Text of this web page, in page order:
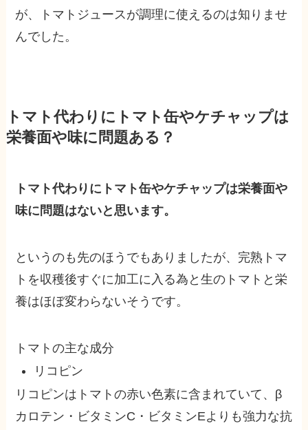
が、トマトジュースが調理に使えるのは知りませ
んでした。
トマト代わりにトマト缶やケチャップは
栄養面や味に問題ある？
トマト代わりにトマト缶やケチャップは栄養面や
味に問題はないと思います。
というのも先のほうでもありましたが、完熟トマ
トを収穫後すぐに加工に入る為と生のトマトと栄
養はほぼ変わらないそうです。
トマトの主な成分
リコピン
リコピンはトマトの赤い色素に含まれていて、 β
カロテン・ビタミンC・ビタミンEよりも強力な抗